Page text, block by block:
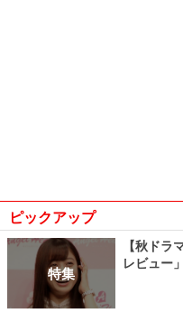
ピックアップ
特集
【秋ドラ
レビュー